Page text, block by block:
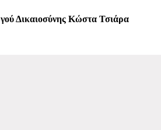
Δικαιοσύνης Κώστα Τσιάρα